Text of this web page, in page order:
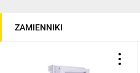
ZAMIENNIKI